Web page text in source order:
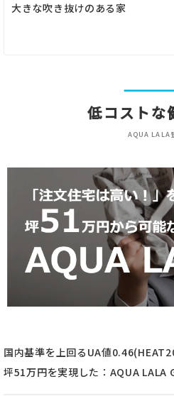
大きな吹き抜けのある家
低コストな
AQUA LALA
国内基準を上回るUA値
坪51万円を実現した：AQUA LALA